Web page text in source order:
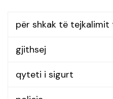
për shkak të tejkalimit
gjithsej
qyteti i sigurt